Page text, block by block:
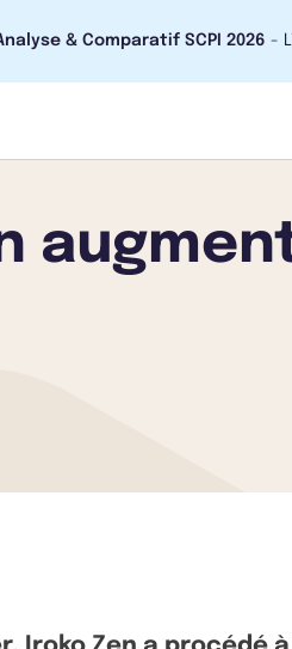
& Comparatif SCPI 2026 -